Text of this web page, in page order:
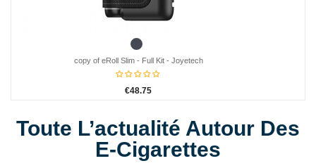
Black
copy of eRoll Slim - Full Kit - Joyetech
€48.75
Toute L’actualité Autour Des
E-Cigarettes